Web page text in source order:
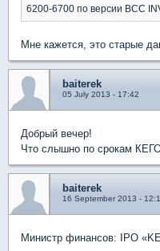
6200-6700 по версии BCC
Мне кажется, это старые
baiterek
05 July 2013 - 17:42
Добрый вечер!
Что слышно по срокам
baiterek
16 September 2013 -
Министр финансов: IPO